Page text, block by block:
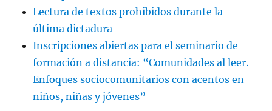
Lectura de textos prohibidos durante la
última dictadura
Inscripciones abiertas para el seminario de
formación a distancia: “Comunidades al leer.
Enfoques sociocomunitarios con acentos en
niños, niñas y jóvenes”